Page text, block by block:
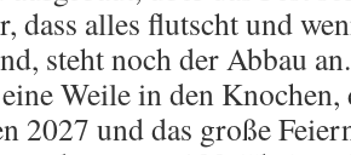
dass alles flutscht und
steht noch der Abbau
Weile in den
2027 und das große